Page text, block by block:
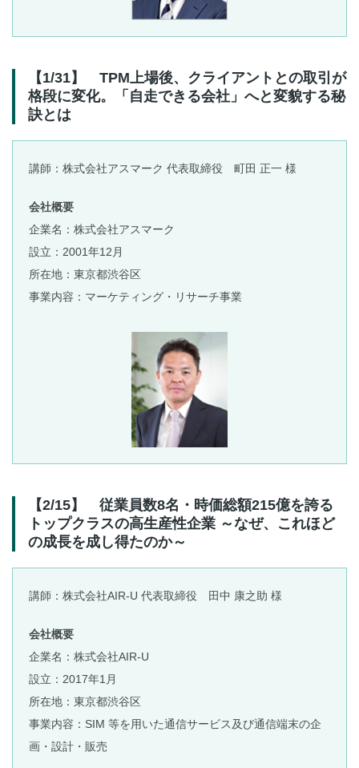
【1/31】 TPM上場後、クライアントとの取引が
格段に変化。「自走できる会社」へと変貌する秘
訣とは
講師：株式会社アスマーク 代表取締役 町田 正一 様
会社概要
企業名：株式会社アスマーク
設立：2001年12月
所在地：東京都渋谷区
事業内容：マーケティング・リサーチ事業
【2/15】 従業員数8名・時価総額215億を誇る
トップクラスの高生産性企業 ～なぜ、これほど
の成長を成し得たのか～
講師：株式会社AIR-U 代表取締役 田中 康之助 様
会社概要
企業名：株式会社AIR-U
設立：2017年1月
所在地：東京都渋谷区
事業内容：SIM 等を用いた通信サービス及び通信端末の企
画・設計・販売